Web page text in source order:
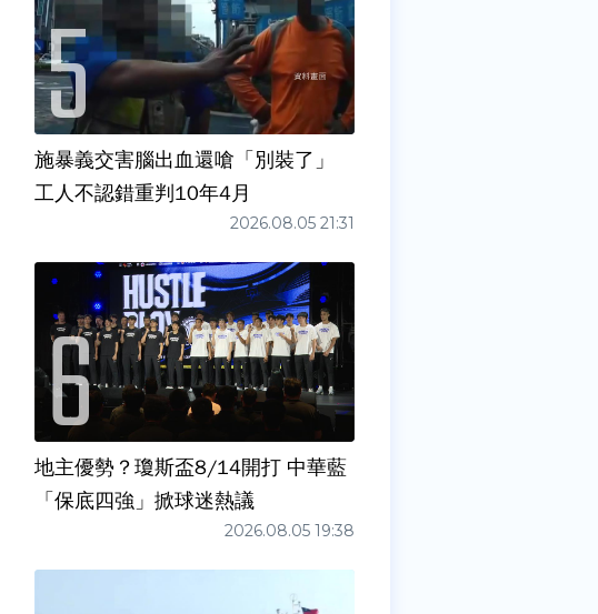
施暴義交害腦出血還嗆「別裝了」
工人不認錯重判10年4月
2026.08.05 21:31
地主優勢？瓊斯盃8/14開打 中華藍
「保底四強」掀球迷熱議
2026.08.05 19:38